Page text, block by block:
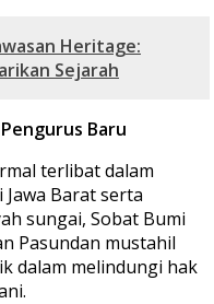
Heritage:
Sejarah
Baru
terlibat dalam
Barat serta
sungai, Sobat Bumi
Pasundan mustahil
dalam melindungi hak